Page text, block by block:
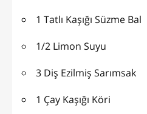
1 Tatlı Kaşığı Süzme Bal
1/2 Limon Suyu
3 Diş Ezilmiş Sarımsak
1 Çay Kaşığı Köri